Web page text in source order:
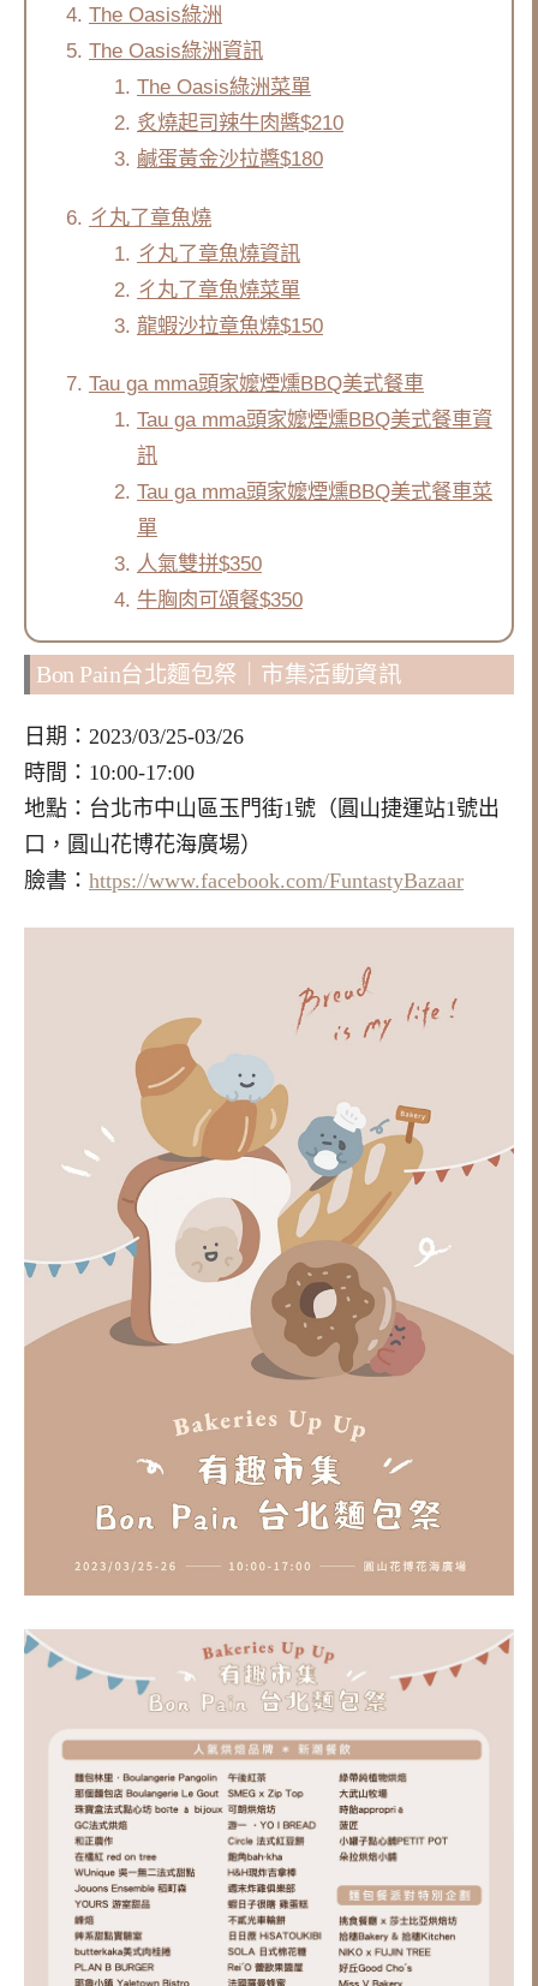
The Oasis綠洲
The Oasis綠洲資訊
The Oasis綠洲菜單
炙燒起司辣牛肉醬$210
鹹蛋黃金沙拉醬$180
ㄔ丸了章魚燒
ㄔ丸了章魚燒資訊
ㄔ丸了章魚燒菜單
龍蝦沙拉章魚燒$150
Tau ga mma頭家嬤煙燻BBQ美式餐車
Tau ga mma頭家嬤煙燻BBQ美式餐車資
訊
Tau ga mma頭家嬤煙燻BBQ美式餐車菜
單
人氣雙拼$350
牛胸肉可頌餐$350
Bon Pain台北麵包祭｜市集活動資訊
日期：2023/03/25-03/26
時間：10:00-17:00
地點：台北市中山區玉門街1號（圓山捷運站1號出
口，圓山花博花海廣場）
臉書： https://www.facebook.com/FuntastyBazaar